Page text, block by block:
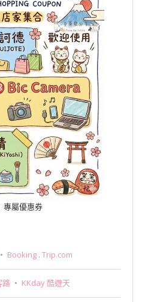
專屬優惠券
‧ Booking. Trip.com
路‧ KKday 酷遊天